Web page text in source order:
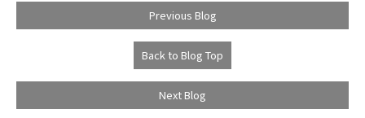
Previous Blog
Back to Blog Top
Next Blog